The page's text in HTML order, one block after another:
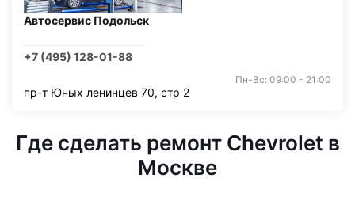
Автосервис Подольск
+7 (495) 128-01-88
Пн-Вс: 09:00 - 21:00
пр-т Юных ленинцев 70, стр 2
Где сделать ремонт Chevrolet в
Москве